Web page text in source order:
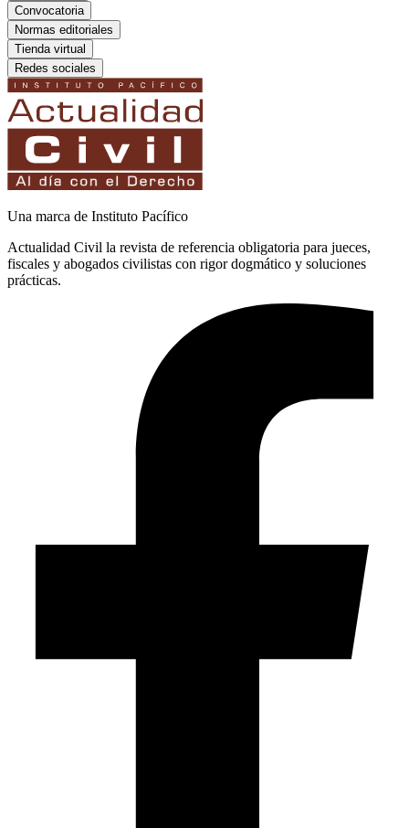
Convocatoria
Normas editoriales
Tienda virtual
Redes sociales
Una marca de Instituto Pacífico
Actualidad Civil la revista de referencia obligatoria para jueces,
fiscales y abogados civilistas con rigor dogmático y soluciones
prácticas.